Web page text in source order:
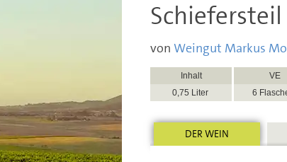
von Weingut Markus
Inhalt
VE
0,75 Liter
6
DER WEIN